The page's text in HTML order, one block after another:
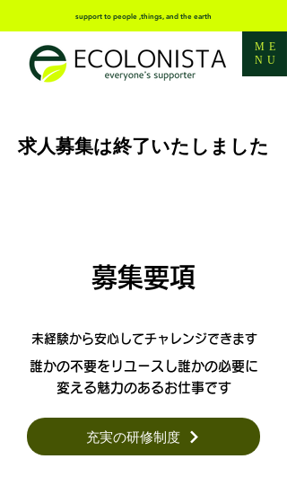
ME
NU
support to people ,things, and the earth
​求人募集は終了いたしました
​募集要項
未経験から安心してチャレンジできます
誰かの不要をリユースし誰かの必要に
変える魅力のあるお仕事です
充実の研修制度